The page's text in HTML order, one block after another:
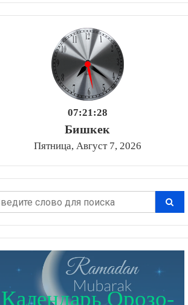
07:21:29
Бишкек
Пятница, Август 7, 2026
Календарь Орозо-